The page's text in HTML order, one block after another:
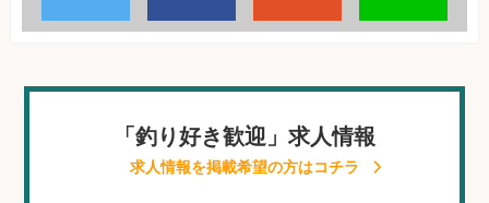
「釣り好き歓迎」求人情報
求人情報を掲載希望の方はコチラ